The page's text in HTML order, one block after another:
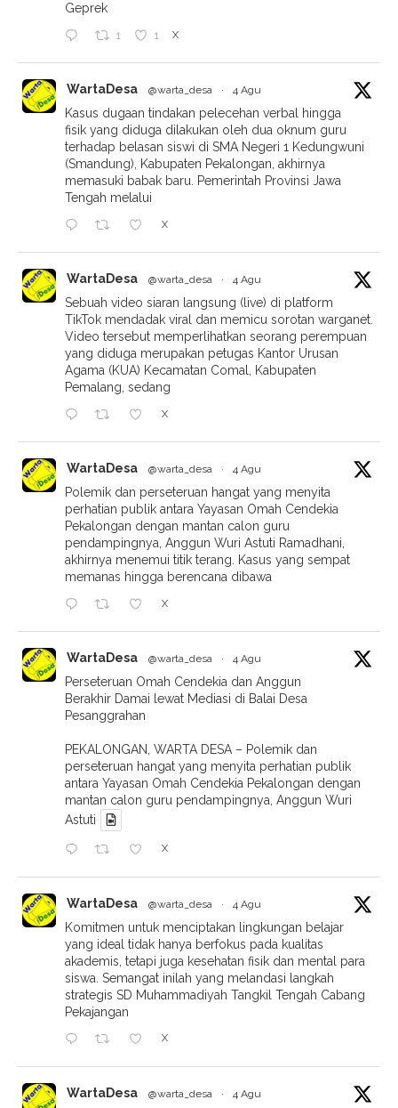
Geprek
1 1 X
WartaDesa @warta_desa · 4 Agu
Kasus dugaan tindakan pelecehan verbal hingga
fisik yang diduga dilakukan oleh dua oknum guru
terhadap belasan siswi di SMA Negeri 1 Kedungwuni
(Smandung), Kabupaten Pekalongan, akhirnya
memasuki babak baru. Pemerintah Provinsi Jawa
Tengah melalui
X
WartaDesa @warta_desa · 4 Agu
Sebuah video siaran langsung (live) di platform
TikTok mendadak viral dan memicu sorotan warganet.
Video tersebut memperlihatkan seorang perempuan
yang diduga merupakan petugas Kantor Urusan
Agama (KUA) Kecamatan Comal, Kabupaten
Pemalang, sedang
X
WartaDesa @warta_desa · 4 Agu
Polemik dan perseteruan hangat yang menyita
perhatian publik antara Yayasan Omah Cendekia
Pekalongan dengan mantan calon guru
pendampingnya, Anggun Wuri Astuti Ramadhani,
akhirnya menemui titik terang. Kasus yang sempat
memanas hingga berencana dibawa
X
WartaDesa @warta_desa · 4 Agu
Perseteruan Omah Cendekia dan Anggun
Berakhir Damai lewat Mediasi di Balai Desa
Pesanggrahan
PEKALONGAN, WARTA DESA – Polemik dan
perseteruan hangat yang menyita perhatian publik
antara Yayasan Omah Cendekia Pekalongan dengan
mantan calon guru pendampingnya, Anggun Wuri
Astuti
X
WartaDesa @warta_desa · 4 Agu
Komitmen untuk menciptakan lingkungan belajar
yang ideal tidak hanya berfokus pada kualitas
akademis, tetapi juga kesehatan fisik dan mental para
siswa. Semangat inilah yang melandasi langkah
strategis SD Muhammadiyah Tangkil Tengah Cabang
Pekajangan
X
WartaDesa @warta_desa · 4 Agu